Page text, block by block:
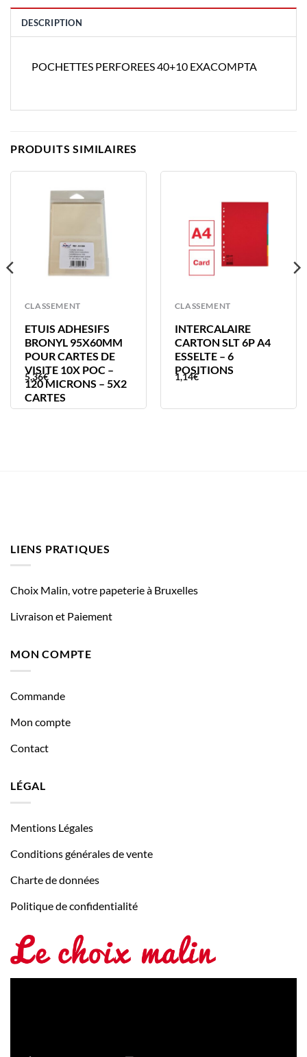
DESCRIPTION
POCHETTES PERFOREES 40+10 EXACOMPTA
PRODUITS SIMILAIRES
CLASSEMENT
ETUIS ADHESIFS
BRONYL 95X60MM
POUR CARTES DE
VISITE 10X POC –
120 MICRONS – 5X2
CARTES
5,36€
CLASSEMENT
INTERCALAIRE
CARTON SLT 6P A4
ESSELTE – 6
POSITIONS
1,14€
LIENS PRATIQUES
Choix Malin, votre papeterie à Bruxelles
Livraison et Paiement
MON COMPTE
Commande
Mon compte
Contact
LÉGAL
Mentions Légales
Conditions générales de vente
Charte de données
Politique de confidentialité